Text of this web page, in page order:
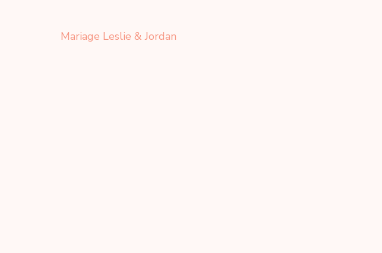
Navigation
Mariage Leslie & Jordan